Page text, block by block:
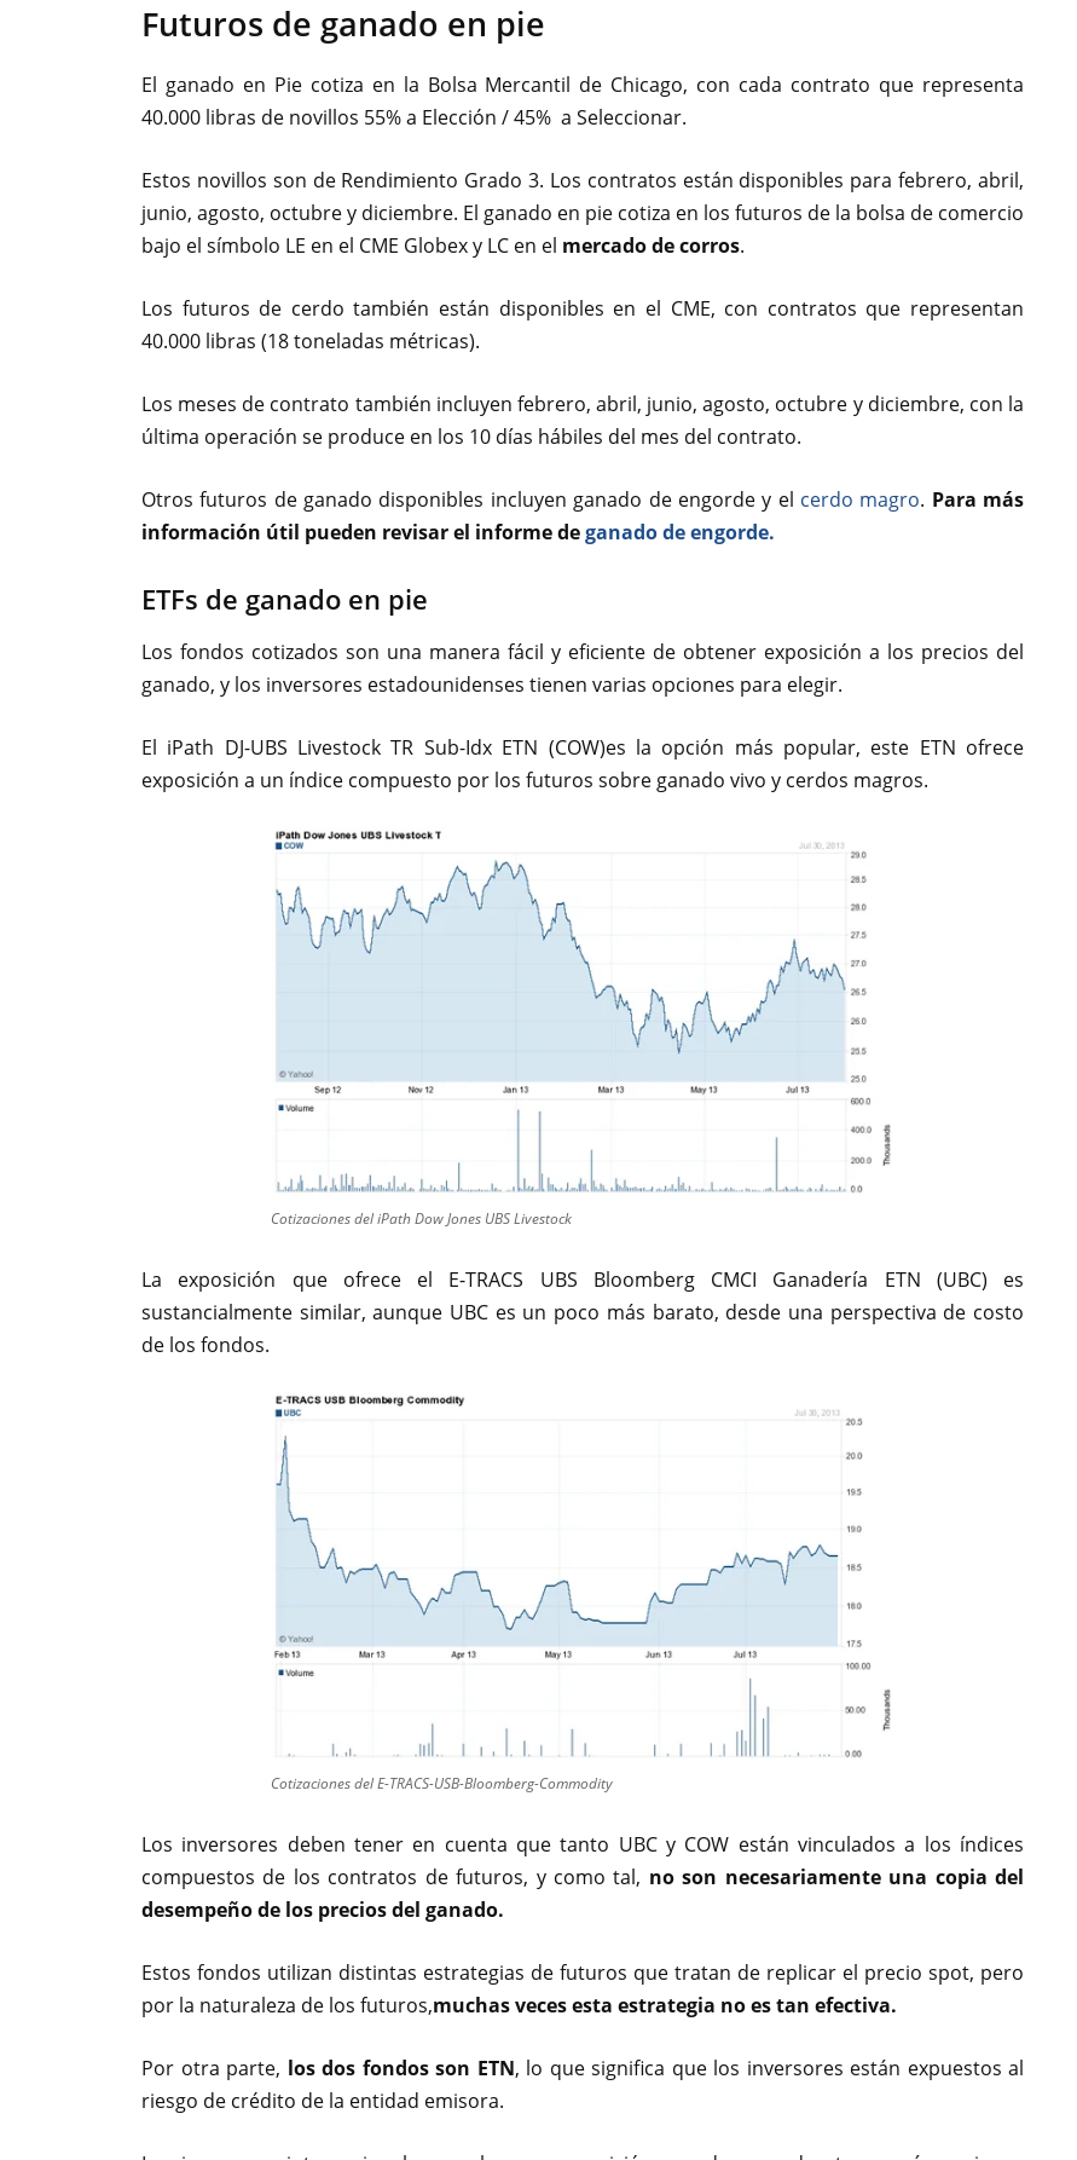
Futuros de ganado en pie
El ganado en Pie cotiza en la Bolsa Mercantil de Chicago, con cada contrato que representa
40.000 libras de novillos 55% a Elección / 45% a Seleccionar.
Estos novillos son de Rendimiento Grado 3. Los contratos están disponibles para febrero, abril,
junio, agosto, octubre y diciembre. El ganado en pie cotiza en los futuros de la bolsa de comercio
bajo el símbolo LE en el CME Globex y LC en el mercado de corros.
Los futuros de cerdo también están disponibles en el CME, con contratos que representan
40.000 libras (18 toneladas métricas).
Los meses de contrato también incluyen febrero, abril, junio, agosto, octubre y diciembre, con la
última operación se produce en los 10 días hábiles del mes del contrato.
Otros futuros de ganado disponibles incluyen ganado de engorde y el cerdo magro. Para más
información útil pueden revisar el informe deganado de engorde.
ETFs de ganado en pie
Los fondos cotizados son una manera fácil y eficiente de obtener exposición a los precios del
ganado, y los inversores estadounidenses tienen varias opciones para elegir.
El iPath DJ-UBS Livestock TR Sub-Idx ETN (COW)es la opción más popular, este ETN ofrece
exposición a un índice compuesto por los futuros sobre ganado vivo y cerdos magros.
Cotizaciones del iPath Dow Jones UBS Livestock
La exposición que ofrece el E-TRACS UBS Bloomberg CMCI Ganadería ETN (UBC) es
sustancialmente similar, aunque UBC es un poco más barato, desde una perspectiva de costo
de los fondos.
Cotizaciones del E-TRACS-USB-Bloomberg-Commodity
Los inversores deben tener en cuenta que tanto UBC y COW están vinculados a los índices
compuestos de los contratos de futuros, y como tal, no son necesariamente una copia del
desempeño de los precios del ganado.
Estos fondos utilizan distintas estrategias de futuros que tratan de replicar el precio spot, pero
por la naturaleza de los futuros,muchas veces esta estrategia no es tan efectiva.
Por otra parte, los dos fondos son ETN, lo que significa que los inversores están expuestos al
riesgo de crédito de la entidad emisora.